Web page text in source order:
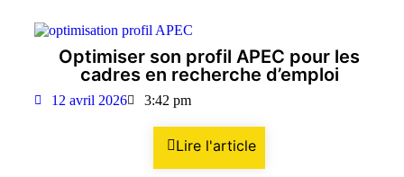
Optimiser son profil APEC pour les
cadres en recherche d’emploi
12 avril 2026 3:42 pm
Lire l'article